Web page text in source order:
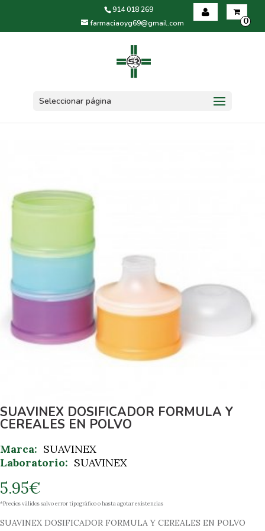
914 018 269
farmaciaoyg69@gmail.com
0
Iniciar sesión
Registrarse
Seleccionar página
SUAVINEX DOSIFICADOR FORMULA Y
CEREALES EN POLVO
Marca: SUAVINEX
Laboratorio: SUAVINEX
5.95€
*Precios válidos salvo error tipográfico o hasta agotar existencias
SUAVINEX DOSIFICADOR FORMULA Y CEREALES EN POLVO